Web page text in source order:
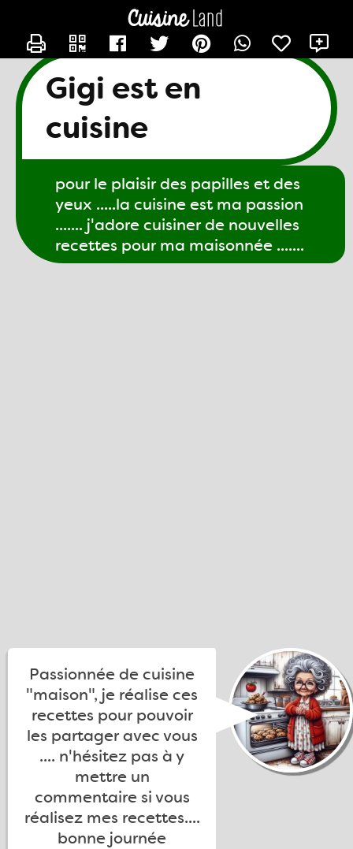
Gigi est en
cuisine
pour le plaisir des papilles et des
yeux .....la cuisine est ma passion
....... j'adore cuisiner de nouvelles
recettes pour ma maisonnée .......
Passionnée de cuisine
"maison", je réalise ces
recettes pour pouvoir
les partager avec vous
.... n'hésitez pas à y
mettre un
commentaire si vous
réalisez mes recettes....
bonne journée
CONTACTER GIGI61